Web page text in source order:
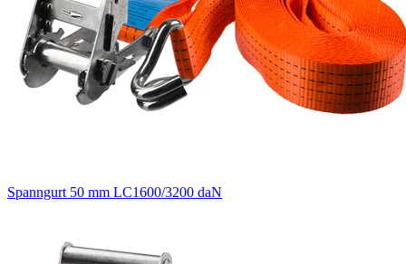
Spanngurt 50 mm LC1600/3200 daN